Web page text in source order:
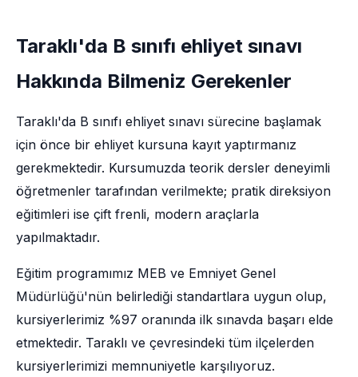
Taraklı'da B sınıfı ehliyet sınavı
Hakkında Bilmeniz Gerekenler
Taraklı'da B sınıfı ehliyet sınavı sürecine başlamak
için önce bir ehliyet kursuna kayıt yaptırmanız
gerekmektedir. Kursumuzda teorik dersler deneyimli
öğretmenler tarafından verilmekte; pratik direksiyon
eğitimleri ise çift frenli, modern araçlarla
yapılmaktadır.
Eğitim programımız MEB ve Emniyet Genel
Müdürlüğü'nün belirlediği standartlara uygun olup,
kursiyerlerimiz %97 oranında ilk sınavda başarı elde
etmektedir. Taraklı ve çevresindeki tüm ilçelerden
kursiyerlerimizi memnuniyetle karşılıyoruz.